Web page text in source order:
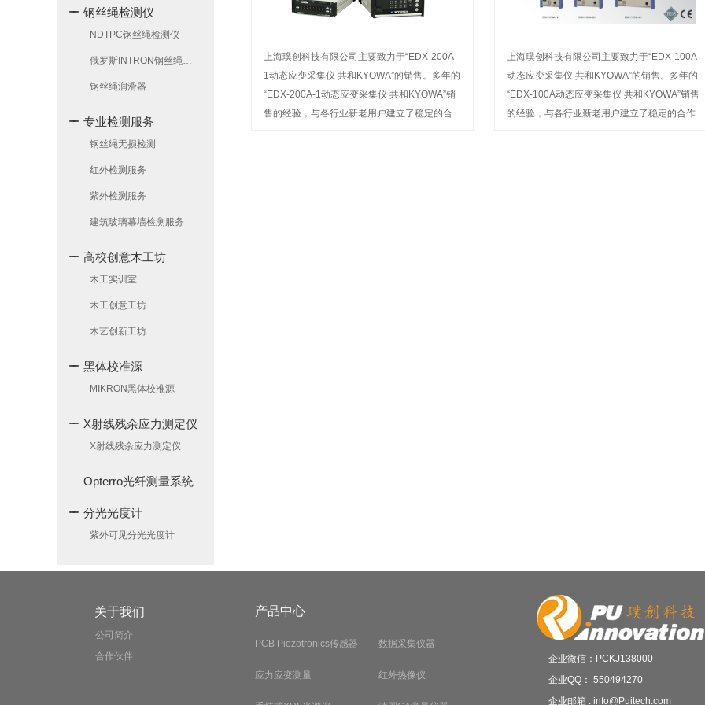
钢丝绳检测仪
NDTPC钢丝绳检测仪
俄罗斯INTRON钢丝绳检测仪
钢丝绳润滑器
专业检测服务
钢丝绳无损检测
红外检测服务
紫外检测服务
建筑玻璃幕墙检测服务
高校创意木工坊
木工实训室
木工创意工坊
木艺创新工坊
黑体校准源
MIKRON黑体校准源
X射线残余应力测定仪
X射线残余应力测定仪
Opterro光纤测量系统
分光光度计
紫外可见分光光度计
上海璞创科技有限公司主要致力于“EDX-200A-
1动态应变采集仪 共和KYOWA”的销售。多年的
“EDX-200A-1动态应变采集仪 共和KYOWA”销
售的经验，与各行业新老用户建立了稳定的合
上海璞创科技有限公司主要致力于“EDX-100A
动态应变采集仪 共和KYOWA”的销售。多年的
“EDX-100A动态应变采集仪 共和KYOWA”销售
的经验，与各行业新老用户建立了稳定的合作
关于我们
公司简介
合作伙伴
产品中心
PCB Piezotronics传感器 数据采集仪器
应力应变测量 红外热像仪
企业微信：PCKJ138000
企业QQ： 550494270
企业邮箱 : info@Puitech.com